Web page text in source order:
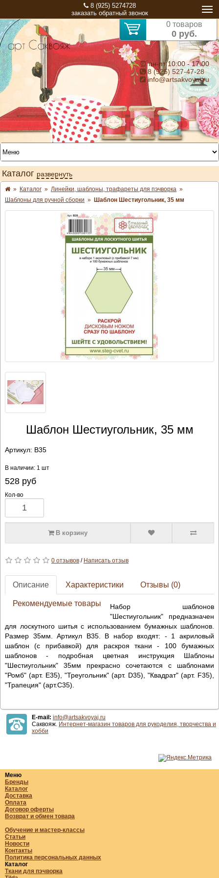
8 (925) 5274728
заказать обратный звонок
0 товаров
0 руб.
⏰ пн-пт 10:00 - 17:00
8 (925) 527-47-28
info@artsakvoyaj.ru
Каталог развернуть
» Каталог » Линейки, шаблоны, трафареты для пэчворка »
Шаблоны для ручной сборки » Шаблон Шестиугольник, 35 мм
Шаблон Шестиугольник, 35 мм
Артикул: B35
В наличии: 1 шт
528руб
Кол-во
В корзину
0 отзывов/ Написать отзыв
Описание Характеристики Отзывы (0)
Рекомендуемые товары
Набор шаблонов
"Шестиугольник" предназначен
для лоскутного шитья с использованием бумажных шаблонов.
Размер 35мм. Артикул B35. В набор входят: - 1 акриловый
шаблон (с прибавкой) для раскроя ткани - 100 бумажных
шаблонов - подробная цветная инструкция Шаблоны
"Шестиугольник" 35мм прекрасно сочетаются с шаблонами
"Ромб" (арт. E35), "Треугольник" (арт. D35), "Квадрат" (арт. F35),
"Трапеция" (арт.C35).
E-mail: info@artsakvoyaj.ru
Саквояж. Интернет-магазин товаров для рукоделия, творчества и
хобби
Меню
Бренды
Каталог
Доставка
Оплата
Договор оферты
Возврат и обмен товара
Обучение и мастер-классы
Статьи
Новости
Контакты
Политика персональных данных
Каталог
Ткани для пэчворка